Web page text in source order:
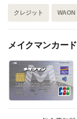
クレジット WAON
メイクマンカード